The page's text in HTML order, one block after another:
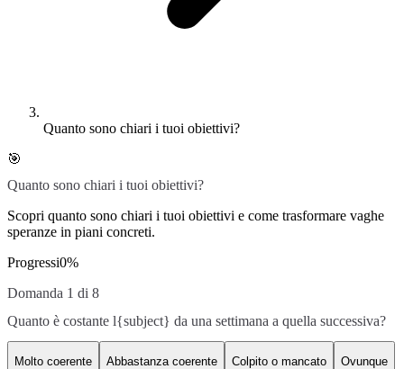
Quanto sono chiari i tuoi obiettivi?
🎯
Quanto sono chiari i tuoi obiettivi?
Scopri quanto sono chiari i tuoi obiettivi e come trasformare vaghe
speranze in piani concreti.
Progressi0%
Domanda 1 di 8
Quanto è costante l{subject} da una settimana a quella successiva?
Molto coerente Abbastanza coerente Colpito o mancato Ovunque